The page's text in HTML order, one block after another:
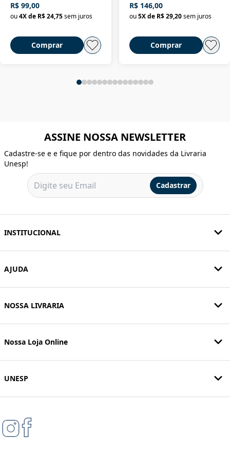
R$ 99,00
ou4X de R$ 24,75sem juros
Comprar
R$ 146,00
ou 5X de R$ 29,20 sem juros
Comprar
ASSINE NOSSA NEWSLETTER
Cadastre-se e e fique por dentro das novidades da Livraria
Unesp!
Cadastrar
INSTITUCIONAL
AJUDA
NOSSA LIVRARIA
Nossa Loja Online
UNESP